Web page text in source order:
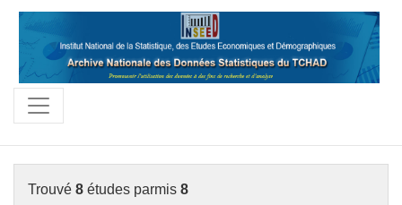
Trouvé 8 études parmis 8